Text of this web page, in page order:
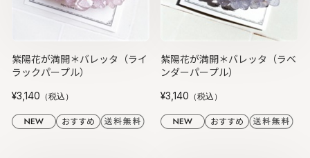
紫陽花が満開＊バレッタ（ライ
ラックパープル）
¥3,140 （税込）
紫陽花が満開＊バレッタ（ラベ
ンダーパープル）
¥3,140 （税込）